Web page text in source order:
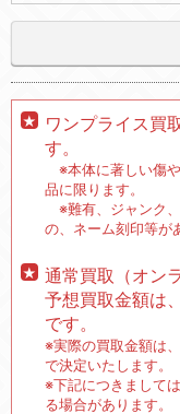
ワンプライス買
す。
※本体に著しい傷
品に限ります。
※難有、ジャンク
の、ネーム刻印等が
通常買取（オン
予想買取金額は
です。
※実際の買取金額は
で決定いたします。
※下記につきまして
る場合があります。